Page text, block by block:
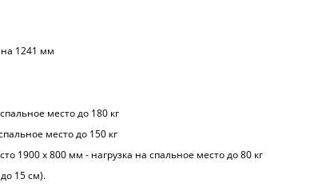
1241 мм
место до 180 кг
место до 150 кг
1900 х 800 мм - нагрузка на спальное место до 80 кг
15 см).